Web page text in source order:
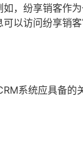
，纷享销客作
以访问纷享销客
系统应具备的